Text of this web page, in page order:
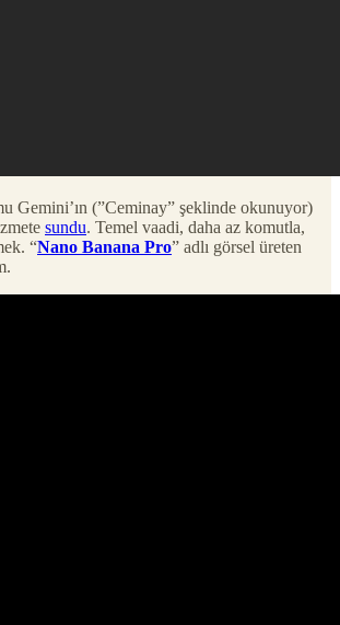
Gemini’ın (”Ceminay” şeklinde okunuyor)
sundu. Temel vaadi, daha az komutla,
“Nano Banana Pro” adlı görsel üreten